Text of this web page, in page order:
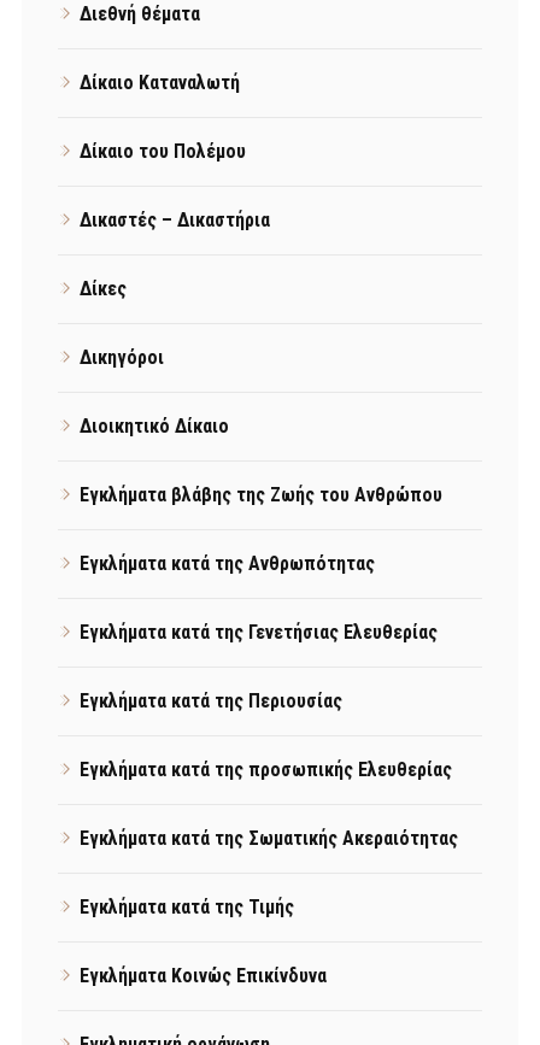
Διεθνή θέματα
Δίκαιο Καταναλωτή
Δίκαιο του Πολέμου
Δικαστές – Δικαστήρια
Δίκες
Δικηγόροι
Διοικητικό Δίκαιο
Εγκλήματα βλάβης της Ζωής του Ανθρώπου
Εγκλήματα κατά της Ανθρωπότητας
Εγκλήματα κατά της Γενετήσιας Ελευθερίας
Εγκλήματα κατά της Περιουσίας
Εγκλήματα κατά της προσωπικής Ελευθερίας
Εγκλήματα κατά της Σωματικής Ακεραιότητας
Εγκλήματα κατά της Τιμής
Εγκλήματα Κοινώς Επικίνδυνα